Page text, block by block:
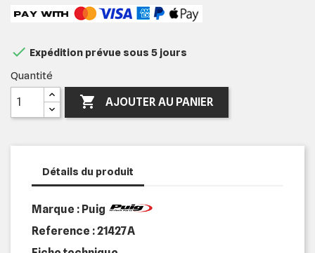
 Expédition prévue sous 5 jours
Quantité
 AJOUTER AU PANIER
Détails du produit
Marque : Puig
Reference :21427A